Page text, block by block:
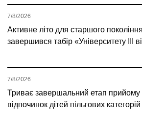
Активне літо для старшого
завершився табір «Університету ІІІ
7/8/2026
Триває завершальний етап прийому
відпочинок дітей пільгових категорій
7/8/2026